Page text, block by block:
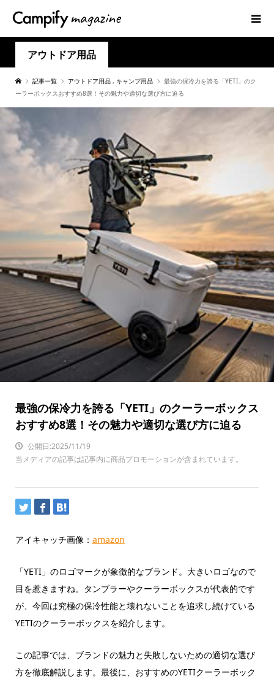
アウトドア用品
記事一覧 アウトドア用品 , キャンプ用品
最強の保冷力を誇る「YETI」のク
ーラーボックスおすすめ8選！その魅力や適切な選び方に迫る
最強の保冷力を誇る「YETI」のクーラーボックス
おすすめ8選！その魅力や適切な選び方に迫る
公開日:2025/11/19
当メディアの記事は記事内に商品プロモーションが含まれています。
アイキャッチ画像： amazon
「YETI」のロゴマークが象徴的なブランド。大きいロゴなので
目を惹きますね。タンブラーやクーラーボックスが代表的です
が、今回は究極の保冷性能と壊れないことを追求し続けている
YETIのクーラーボックスを紹介します。
この記事では、ブランドの魅力と失敗しないための適切な選び
方を徹底解説します。最後に、おすすめのYETIクーラーボック